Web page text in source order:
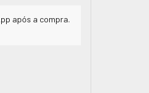
após a compra.